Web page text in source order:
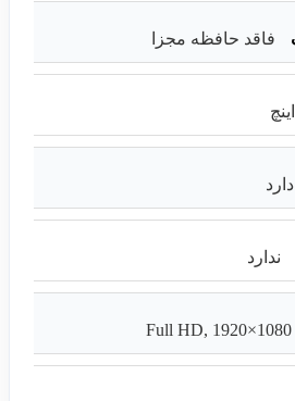
فاقد حافظه مجزا
دارد
ندارد
Full HD, 1920×1080